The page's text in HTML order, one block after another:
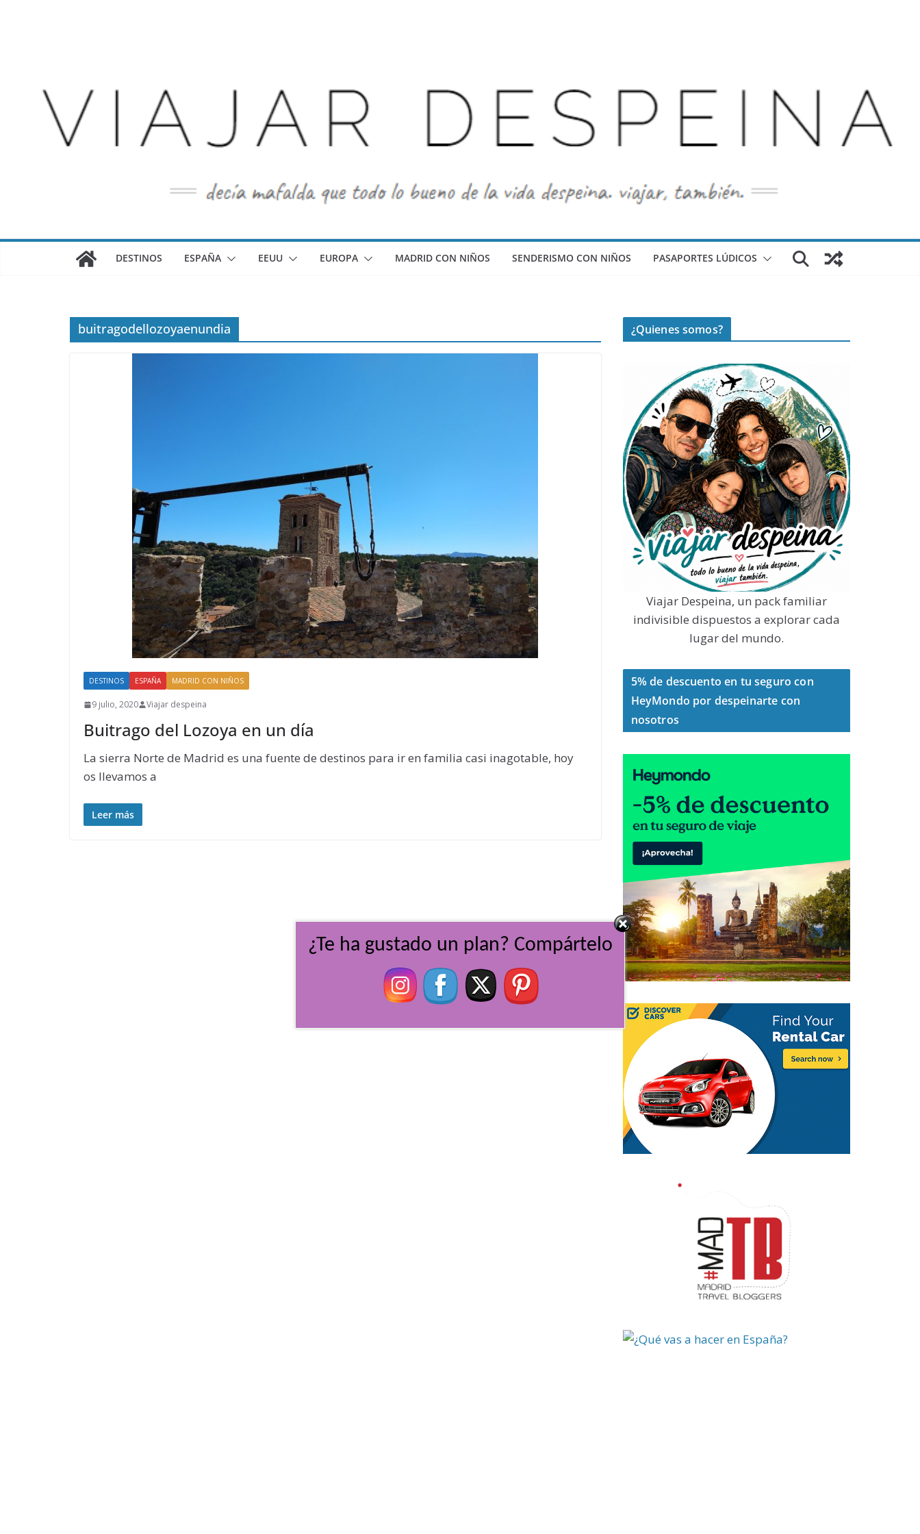
DESTINOS ESPAÑA EEUU EUROPA MADRID CON NIÑOS SENDERISMO CON NIÑOS PASAPORTES LÚDICOS
buitragodellozoyaenundia
DESTINOS ESPAÑA MADRID CON NIÑOS
9 julio, 2020 Viajar despeina
Buitrago del Lozoya en un día
La sierra Norte de Madrid es una fuente de destinos para ir en familia casi inagotable, hoy
os llevamos a
Leer más
¿Quienes somos?
Viajar Despeina, un pack familiar
indivisible dispuestos a explorar cada
lugar del mundo.
5% de descuento en tu seguro con
HeyMondo por despeinarte con
nosotros
¿Te ha gustado un plan? Compártelo